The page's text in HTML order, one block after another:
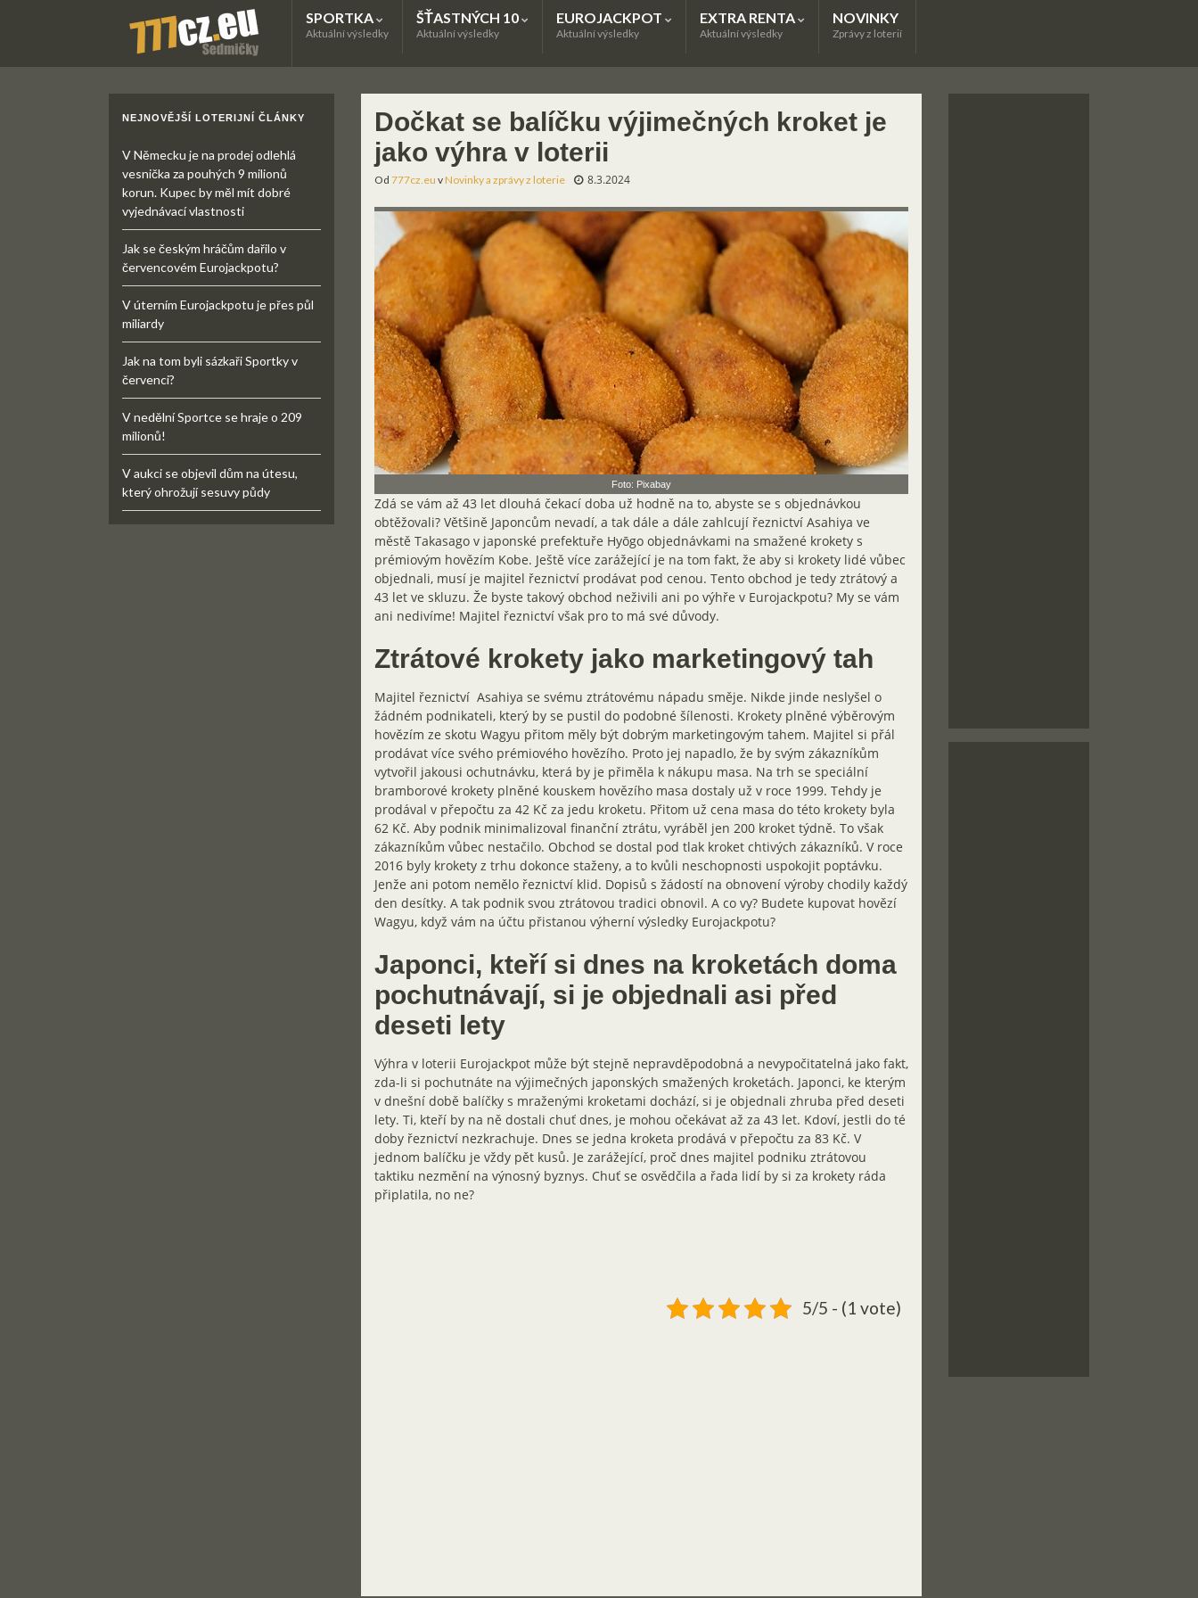
SPORTKA
Aktuální výsledky
ŠŤASTNÝCH 10
Aktuální výsledky
EUROJACKPOT
Aktuální výsledky
EXTRA RENTA
Aktuální výsledky
NOVINKY
Zprávy z loterií
Dočkat se balíčku výjimečných kroket je
jako výhra v loterii
Od 777cz.eu vNovinky a zprávy z loterie 8.3.2024
Foto: Pixabay
Zdá se vám až 43 let dlouhá čekací doba už hodně na to, abyste se s objednávkou
obtěžovali? Většině Japoncům nevadí, a tak dále a dále zahlcují řeznictví Asahiya ve
městě Takasago v japonské prefektuře Hyōgo objednávkami na smažené krokety s
prémiovým hovězím Kobe. Ještě více zarážející je na tom fakt, že aby si krokety lidé vůbec
objednali, musí je majitel řeznictví prodávat pod cenou. Tento obchod je tedy ztrátový a
43 let ve skluzu. Že byste takový obchod neživili ani po výhře v Eurojackpotu? My se vám
ani nedivíme! Majitel řeznictví však pro to má své důvody.
Ztrátové krokety jako marketingový tah
Majitel řeznictví Asahiya se svému ztrátovému nápadu směje. Nikde jinde neslyšel o
žádném podnikateli, který by se pustil do podobné šílenosti. Krokety plněné výběrovým
hovězím ze skotu Wagyu přitom měly být dobrým marketingovým tahem. Majitel si přál
prodávat více svého prémiového hovězího. Proto jej napadlo, že by svým zákazníkům
vytvořil jakousi ochutnávku, která by je přiměla k nákupu masa. Na trh se speciální
bramborové krokety plněné kouskem hovězího masa dostaly už v roce 1999. Tehdy je
prodával v přepočtu za 42 Kč za jedu kroketu. Přitom už cena masa do této krokety byla
62 Kč. Aby podnik minimalizoval finanční ztrátu, vyráběl jen 200 kroket týdně. To však
zákazníkům vůbec nestačilo. Obchod se dostal pod tlak kroket chtivých zákazníků. V roce
2016 byly krokety z trhu dokonce staženy, a to kvůli neschopnosti uspokojit poptávku.
Jenže ani potom nemělo řeznictví klid. Dopisů s žádostí na obnovení výroby chodily každý
den desítky. A tak podnik svou ztrátovou tradici obnovil. A co vy? Budete kupovat hovězí
Wagyu, když vám na účtu přistanou výherní výsledky Eurojackpotu?
Japonci, kteří si dnes na kroketách doma
pochutnávají, si je objednali asi před
deseti lety
Výhra v loterii Eurojackpot může být stejně nepravděpodobná a nevypočitatelná jako fakt,
zda-li si pochutnáte na výjimečných japonských smažených kroketách. Japonci, ke kterým
v dnešní době balíčky s mraženými kroketami dochází, si je objednali zhruba před deseti
lety. Ti, kteří by na ně dostali chuť dnes, je mohou očekávat až za 43 let. Kdoví, jestli do té
doby řeznictví nezkrachuje. Dnes se jedna kroketa prodává v přepočtu za 83 Kč. V
jednom balíčku je vždy pět kusů. Je zarážející, proč dnes majitel podniku ztrátovou
taktiku nezmění na výnosný byznys. Chuť se osvědčila a řada lidí by si za krokety ráda
připlatila, no ne?
5/5 - (1 vote)
NEJNOVĚJŠÍ LOTERIJNÍ ČLÁNKY
V Německu je na prodej odlehlá
vesnička za pouhých 9 milionů
korun. Kupec by měl mít dobré
vyjednávací vlastnosti
Jak se českým hráčům dařilo v
červencovém Eurojackpotu?
V úterním Eurojackpotu je přes půl
miliardy
Jak na tom byli sázkaři Sportky v
červenci?
V nedělní Sportce se hraje o 209
milionů!
V aukci se objevil dům na útesu,
který ohrožují sesuvy půdy